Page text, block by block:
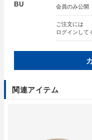
BU 会員のみ公開
ご注文には
ログイン して
関連アイテム